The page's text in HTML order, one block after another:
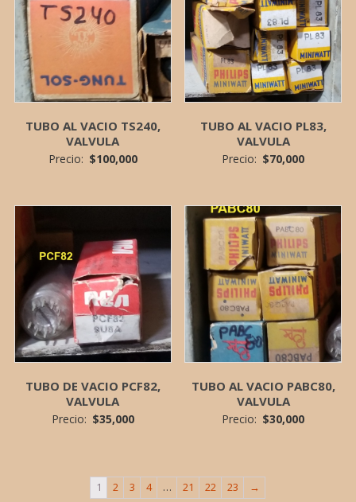
TUBO AL VACIO TS240,
VALVULA
Precio: $100,000
TUBO AL VACIO PL83,
VALVULA
Precio: $70,000
TUBO DE VACIO PCF82,
VALVULA
Precio: $35,000
TUBO AL VACIO PABC80,
VALVULA
Precio: $30,000
1 2 3 4 … 21 22 23 →